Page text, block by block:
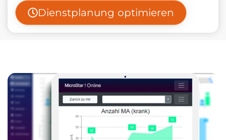
Dienstplanung optimieren